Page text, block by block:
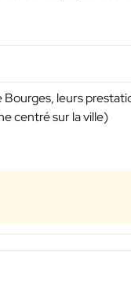
Bourges, leurs
centré sur la ville)